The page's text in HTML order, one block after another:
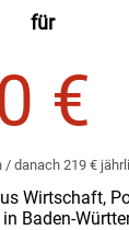
für
€
/ danach 219 €
Wirtschaft,
Baden-